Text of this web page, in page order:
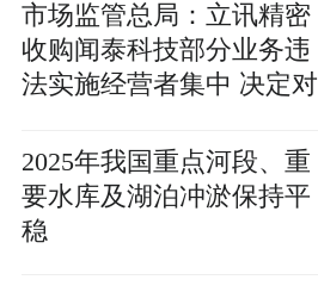
市场监管总局：立讯精密
收购闻泰科技部分业务违
法实施经营者集中 决定对
2025年我国重点河段、重
要水库及湖泊冲淤保持平
稳